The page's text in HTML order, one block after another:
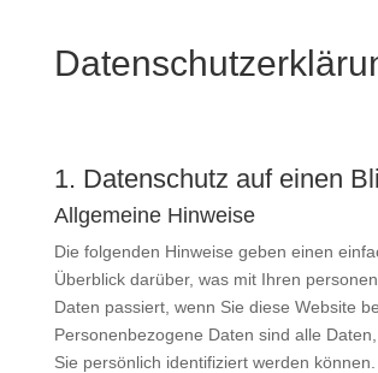
1. Datenschutz auf einen
Allgemeine Hinweise
Die folgenden Hinweise geben einen
Überblick darüber, was mit Ihren
Daten passiert, wenn Sie diese Website
Personenbezogene Daten sind alle
Sie persönlich identifiziert werden